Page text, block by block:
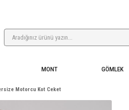
MONT GÖMLEK
Motorcu Kot Ceket